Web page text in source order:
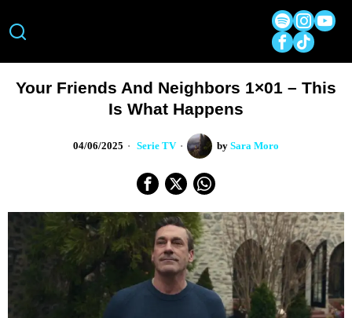
Your Friends And Neighbors 1×01 – This
Is What Happens
04/06/2025 Serie TV by Sara Moro